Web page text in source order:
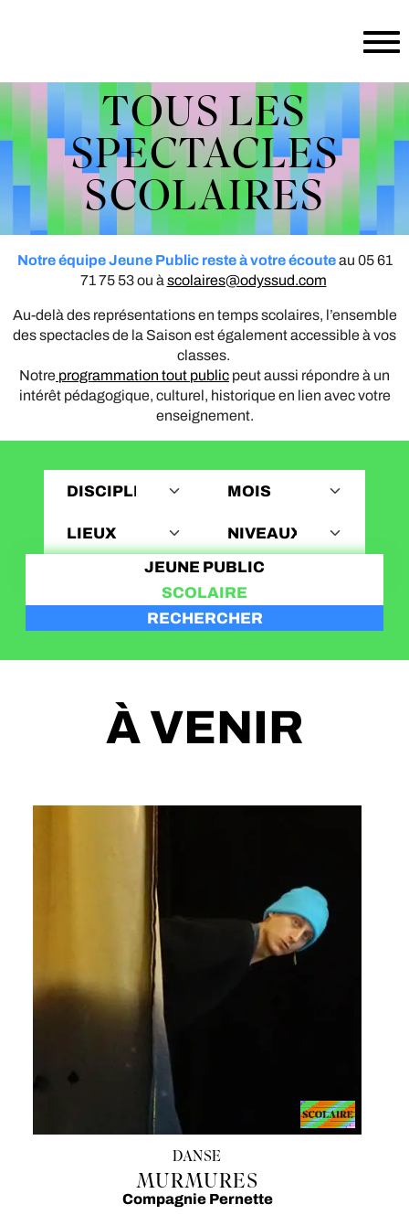
TOUS LES
SPECTACLES
SCOLAIRES
Notre équipe Jeune Public reste à votre écouteau 05 61
71 75 53 ou àscolaires@odyssud.com
Au-delà des représentations en temps scolaires, l’ensemble
des spectacles de la Saison est également accessible à vos
classes.
Notreprogrammation tout publicpeut aussi répondre à un
intérêt pédagogique, culturel, historique en lien avec votre
enseignement.
JEUNE PUBLIC
SCOLAIRE
RECHERCHER
À VENIR
DANSE
MURMURES
Compagnie Pernette